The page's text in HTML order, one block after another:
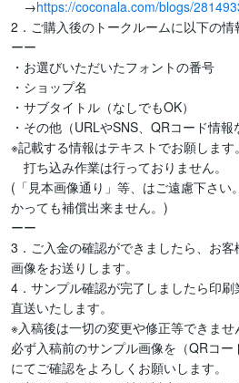
→https://coconala.com/blogs/
2．ご購入後のトークルームに以下の情
ーー
・お選びいただいたフォントの番号
・ショップ名
・サブタイトル（なしでもOK）
・その他（URLやSNS、QRコード情報
※記載する情報はテキストでお願しま
打ち込み作業は行っておりません。
(「見本画像通り」等、はご遠慮下さい
かっても補償出来ません。)
ーー
3．ご入金の確認ができましたら、お
画像をお送りします。
4．サンプル確認が完了しましたら印
直送いたします。
※入稿後は一切の変更や修正等できませ
必ず入稿前のサンプル画像を（QRコ
にてご確認をよろしくお願いします。